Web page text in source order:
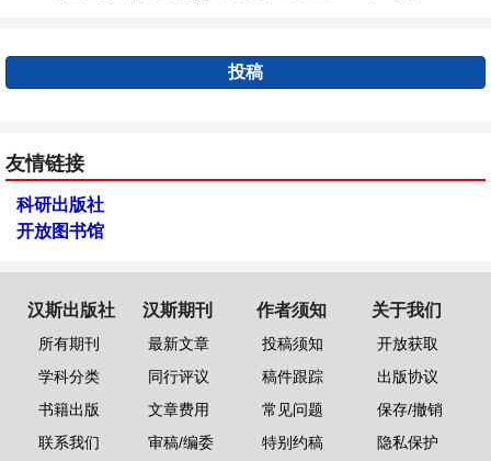
投稿
友情链接
科研出版社
开放图书馆
汉斯出版社
所有期刊
学科分类
书籍出版
联系我们
汉斯期刊
最新文章
同行评议
文章费用
审稿/编委
作者须知
投稿须知
稿件跟踪
常见问题
特别约稿
关于我们
开放获取
出版协议
保存/撤销
隐私保护